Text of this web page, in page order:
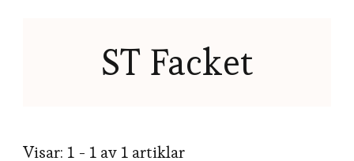
ST Facket
Visar: 1 - 1 av 1 artiklar